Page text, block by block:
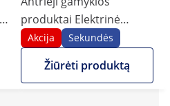
produktai Elektrinė
makaronų mašina - 26
cm - 1 iki 14 mm tešlos
storis - Royal Catering
Akcija Sekundės
Žiūrėti produktą